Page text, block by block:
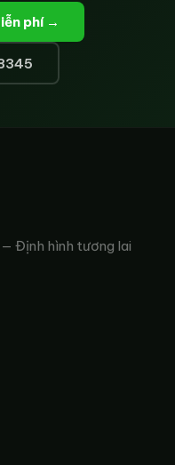
phí →
Định hình tương lai